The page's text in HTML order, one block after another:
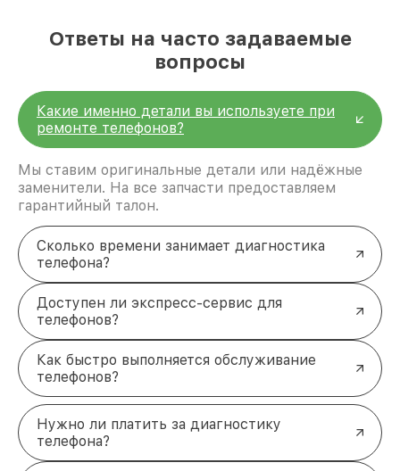
Срочный ремонт— устраняем неполадки уже
проводится бесплатно при
сократить время ремонта.
Позаботимся о вашем Infinix
смартфон Infinix дал сбой.Оставьте заявку на
ремонт, и мы перезвоним вам в течение 5 минут,
чтобы уточнить детали. Наши мастера готовы
вернуть вашему устройству полную
функциональность. +7 (831) 238-94-25 Советская
площадь, 3, этаж 1
Ответы на часто задаваемые
вопросы
Какие именно детали вы используете при
ремонте телефонов?
Мы ставим оригинальные детали или надёжные
заменители. На все запчасти предоставляем
гарантийный талон.
Сколько времени занимает диагностика
телефона?
Доступен ли экспресс-сервис для
телефонов?
Как быстро выполняется обслуживание
телефонов?
Нужно ли платить за диагностику
телефона?